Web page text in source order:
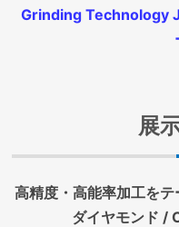
Grinding Technology
展
高精度・高能率加工を
ダイヤモンド /